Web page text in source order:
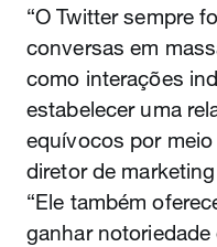
“O Twitter sempre
conversas em
como interações
estabelecer uma
equívocos por meio
diretor de
“Ele também
ganhar